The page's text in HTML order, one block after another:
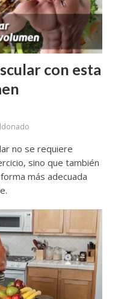
con esta
no se requiere
sino que también
más adecuada